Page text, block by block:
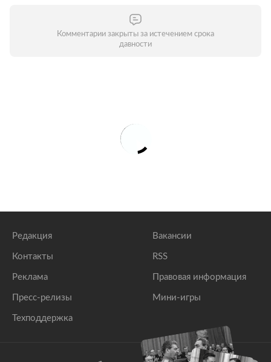
Комментарии закрыты за истечением срока
давности
Редакция
Контакты
Реклама
Пресс-релизы
Техподдержка
Вакансии
RSS
Правовая информация
Мини-игры